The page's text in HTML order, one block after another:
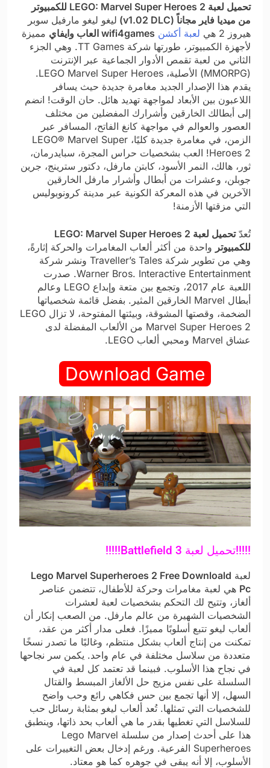
تحميل لعبة LEGO: Marvel Super Heroes 2 للكمبيوتر
من ميديا فاير مجاناً (v1.02 DLC)
ليغو ليغو مارفيل سوبر
هيروز 2 هي
لعبة أكشن wifi4games العاب وايفاي
مميزة
لأجهزة الكمبيوتر، طورتها شركة TT Games. وهي الجزء
الثاني من لعبة تقمص الأدوار الجماعية عبر الإنترنت
(MMORPG) الأصلية، LEGO Marvel Super Heroes.
يقدم هذا الإصدار الجديد مغامرة جديدة حيث يسافر
اللاعبون بين الأبعاد لمواجهة تهديد هائل. حان الوقت! انضم
إلى أبطالك الخارقين وأشرارك المفضلين من مختلف
العصور والعوالم في مواجهة كانغ الفاتح، المسافر عبر
الزمن، في مغامرة جديدة كليًا، LEGO® Marvel Super
Heroes 2! العب بشخصيات حراس المجرة، سبايدرمان،
ثور، هالك، النمر الأسود، كابتن مارفل، دكتور سترينج، جرين
جوبلن، وعشرات من أبطال وأشرار مارفل الخارقين
الآخرين في هذه المعركة الكونية عبر مدينة كرونوبوليس
التي مزقتها الأزمنة!
تُعدّ
تحميل لعبة LEGO: Marvel Super Heroes 2
للكمبيوتر واحدة من أكثر ألعاب المغامرات والحركة إثارةً،
وهي من تطوير شركة Traveller’s Tales ونشر شركة
Warner Bros. Interactive Entertainment. صدرت
اللعبة عام 2017، وتجمع بين متعة وإبداع LEGO وعالم
أبطال Marvel الخارقين المثير. بفضل قائمة شخصياتها
الضخمة، وقصتها المشوقة، وبيئتها المفتوحة، لا تزال LEGO
Marvel Super Heroes 2 من الألعاب المفضلة لدى
عشاق Marvel ومحبي ألعاب LEGO.
Download Game
!!!!!تحميل لعبة Battlefield 3 !!!!!
لعبة Lego Marvel Superheroes 2 Free Downloald
Pc هي لعبة مغامرات وحركة للأطفال، تتضمن عناصر
ألغاز، وتتيح لك التحكم بشخصيات لعبة لعشرات
الشخصيات الشهيرة من عالم مارفل. من الصعب إنكار أن
ألعاب ليغو تتبع أسلوبًا مميزًا. فعلى مدار أكثر من عقد،
تمكنت من إنتاج ألعاب بشكل منتظم، وغالبًا ما تصدر نسخًا
متعددة من سلاسل مختلفة في عام واحد. يكمن سر نجاحها
في نجاح هذا الأسلوب. فبينما قد تعتمد كل لعبة في
السلسلة على نفس مزيج حل الألغاز المبسط والقتال
السهل، إلا أنها تجمع بين حس فكاهي رائع وحب واضح
للشخصيات التي تمثلها. تُعد ألعاب ليغو بمثابة رسائل حب
للسلاسل التي تغطيها بقدر ما هي ألعاب بحد ذاتها، وينطبق
هذا على أحدث إصدار من سلسلة Lego Marvel
Superheroes الفرعية. ورغم إدخال بعض التغييرات على
الأسلوب، إلا أنه يبقى في جوهره كما هو معتاد.